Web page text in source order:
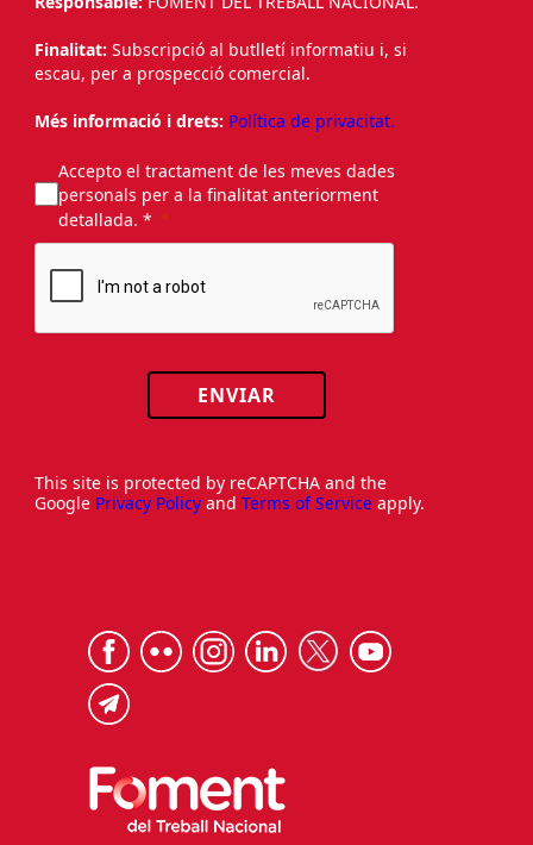
Finalitat: Subscripció al butlletí informatiu i, si
escau, per a prospecció comercial.
Més informació i drets: Política de privacitat.
Accepto el tractament de les meves dades
personals per a la finalitat anteriorment
detallada. *
ENVIAR
This site is protected by reCAPTCHA and the
Google Privacy Policy and Terms of Service apply.